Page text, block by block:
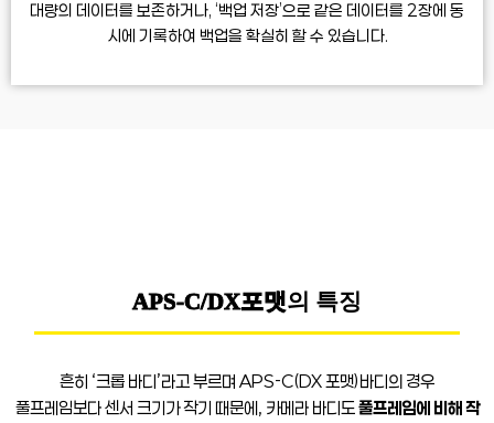
대량의 데이터를 보존하거나, ‘백업 저장’으로 같은 데이터를 2장에 동
시에 기록하여 백업을 확실히 할 수 있습니다.
APS-C/DX포맷의 특징
흔히 ‘크롭 바디’라고 부르며 APS-C(DX 포맷)바디의 경우
풀프레임보다 센서 크기가 작기 때문에, 카메라 바디도풀프레임에 비해 작